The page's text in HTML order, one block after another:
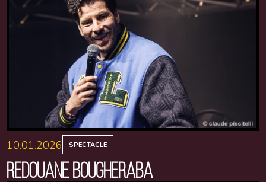
10.01.2026 SPECTACLE
REDOUANE BOUGHERABA